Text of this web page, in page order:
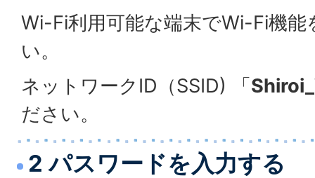
Wi-Fi利用可能な端末でWi-Fi機
い。
ネットワークID（SSID) 「
ださい。
2 パスワードを入力する